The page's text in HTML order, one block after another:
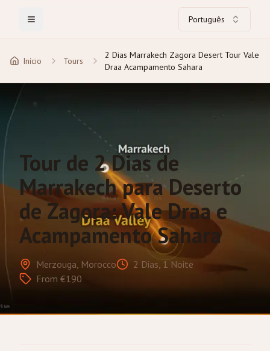
Toggle Menu Português
Início Tours
2 Dias Marrakech Zagora Desert Tour Vale
Draa Acampamento Sahara
Tour de 2 Dias de
Marrakech para Deserto
de Zagora: Vale Draa e
Acampamento Sahara
Merzouga, Morocco
2 Dias, 1 Noite
From €190